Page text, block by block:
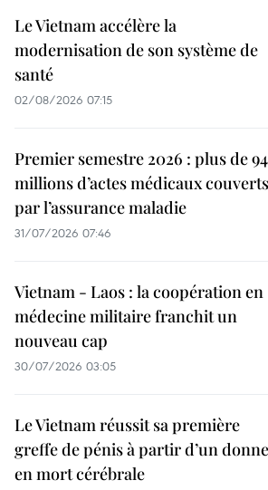
Le Vietnam accélère la
modernisation de son système de
santé
02/08/2026 07:15
Premier semestre 2026 : plus de 94
millions d’actes médicaux couverts
par l’assurance maladie
31/07/2026 07:46
Vietnam - Laos : la coopération en
médecine militaire franchit un
nouveau cap
30/07/2026 03:05
Le Vietnam réussit sa première
greffe de pénis à partir d’un
en mort cérébrale